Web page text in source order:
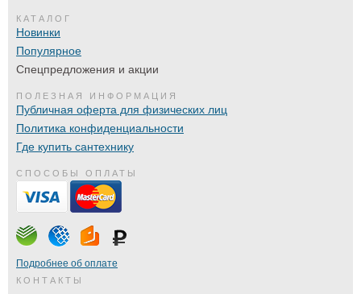
КАТАЛОГ
Новинки
Популярное
Спецпредложения и акции
ПОЛЕЗНАЯ ИНФОРМАЦИЯ
Публичная оферта для физических лиц
Политика конфиденциальности
Где купить сантехнику
СПОСОБЫ ОПЛАТЫ
Подробнее об оплате
КОНТАКТЫ